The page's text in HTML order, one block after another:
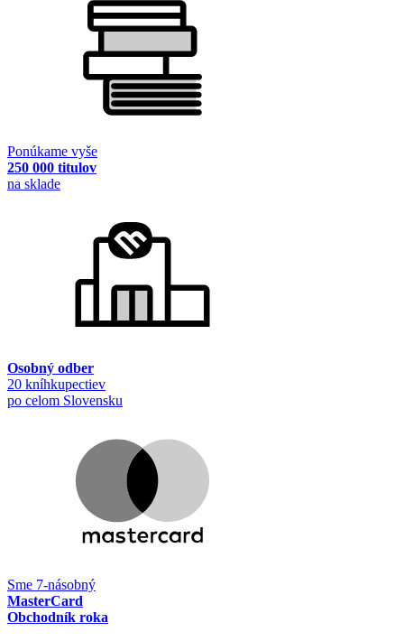
Ponúkame vyše
250 000 titulov
na sklade
Osobný odber
20 kníhkupectiev
po celom Slovensku
Sme 7-násobný
MasterCard
Obchodník roka